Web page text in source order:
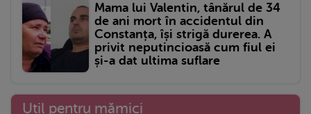
Mama lui Valentin, tânărul de 34
de ani mort în accidentul din
Constanța, își strigă durerea. A
privit neputincioasă cum fiul ei
și-a dat ultima suflare
Util pentru mămici